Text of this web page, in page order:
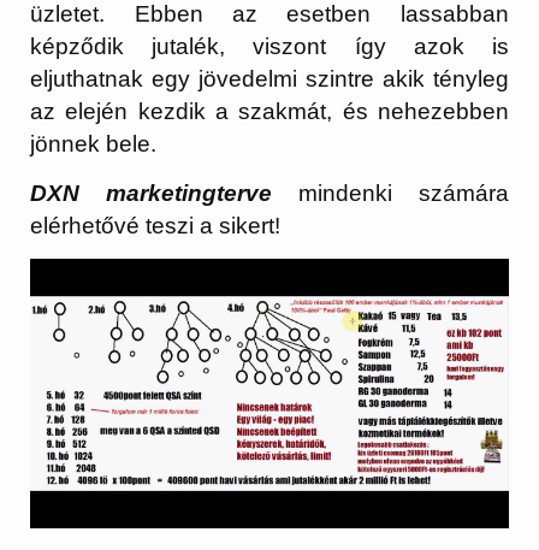
üzletet. Ebben az esetben lassabban
képződik jutalék, viszont így azok is
eljuthatnak egy jövedelmi szintre akik tényleg
az elején kezdik a szakmát, és nehezebben
jönnek bele.
DXN marketingterve mindenki számára
elérhetővé teszi a sikert!